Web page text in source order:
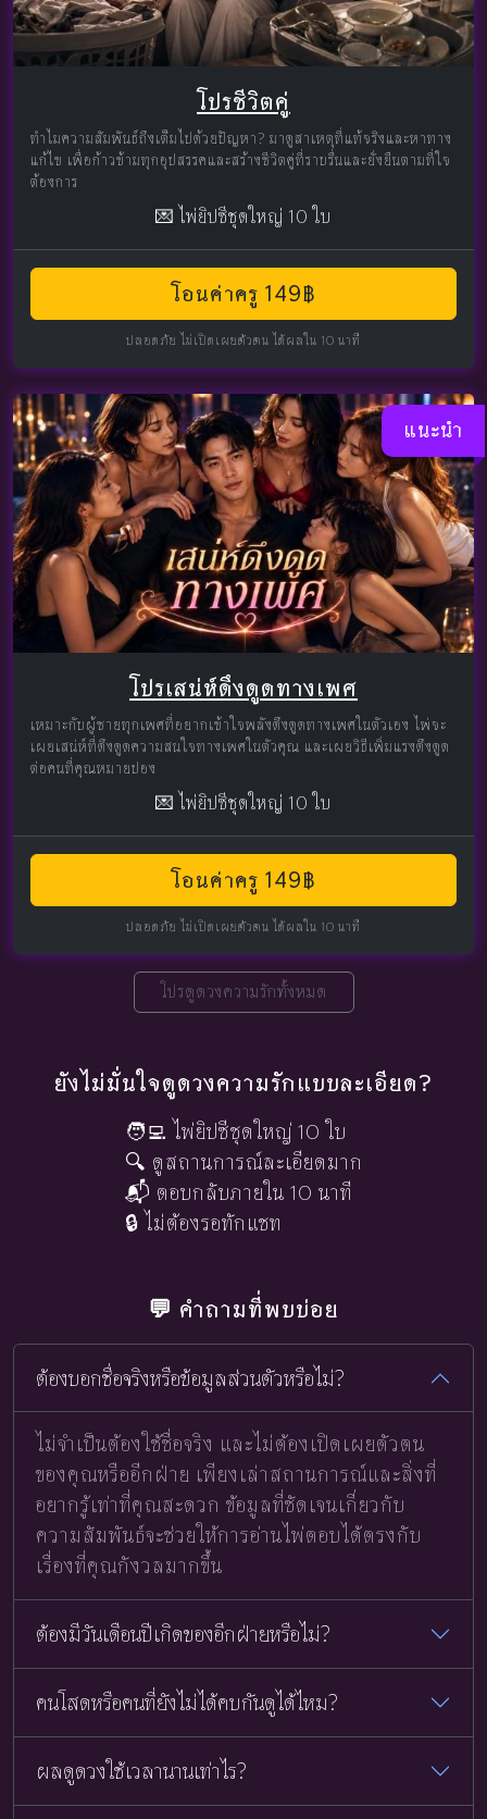
โปรชีวิตคู่
ทำไมความสัมพันธ์ถึงเต็มไปด้วยปัญหา? มาดูสาเหตุที่แท้จริงและหาทาง
แก้ไข เพื่อก้าวข้ามทุกอุปสรรคและสร้างชีวิตคู่ที่ราบรื่นและยั่งยืนตามที่ใจ
ต้องการ
💌 ไพ่ยิปซีชุดใหญ่ 10 ใบ
โอนค่าครู 149฿
ปลอดภัย ไม่เปิดเผยตัวตน ได้ผลใน 10 นาที
แนะนำ
โปรเสน่ห์ดึงดูดทางเพศ
เหมาะกับผู้ชายทุกเพศที่อยากเข้าใจพลังดึงดูดทางเพศในตัวเอง ไพ่จะ
เผยเสน่ห์ที่ดึงดูดความสนใจทางเพศในตัวคุณ และเผยวิธีเพิ่มแรงดึงดูด
ต่อคนที่คุณหมายปอง
💌 ไพ่ยิปซีชุดใหญ่ 10 ใบ
โอนค่าครู 149฿
ปลอดภัย ไม่เปิดเผยตัวตน ได้ผลใน 10 นาที
โปรดูดวงความรักทั้งหมด
ยังไม่มั่นใจดูดวงความรักแบบละเอียด?
🧑‍💻 ไพ่ยิปซีชุดใหญ่ 10 ใบ
🔍 ดูสถานการณ์ละเอียดมาก
📬 ตอบกลับภายใน 10 นาที
🔒 ไม่ต้องรอทักแชท
💬 คำถามที่พบบ่อย
ต้องบอกชื่อจริงหรือข้อมูลส่วนตัวหรือไม่?
ไม่จำเป็นต้องใช้ชื่อจริง และไม่ต้องเปิดเผยตัวตน
ของคุณหรืออีกฝ่าย เพียงเล่าสถานการณ์และสิ่งที่
อยากรู้เท่าที่คุณสะดวก ข้อมูลที่ชัดเจนเกี่ยวกับ
ความสัมพันธ์จะช่วยให้การอ่านไพ่ตอบได้ตรงกับ
เรื่องที่คุณกังวลมากขึ้น
ต้องมีวันเดือนปีเกิดของอีกฝ่ายหรือไม่?
คนโสดหรือคนที่ยังไม่ได้คบกันดูได้ไหม?
ผลดูดวงใช้เวลานานเท่าไร?